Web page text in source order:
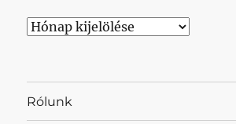
Archívum
Rólunk